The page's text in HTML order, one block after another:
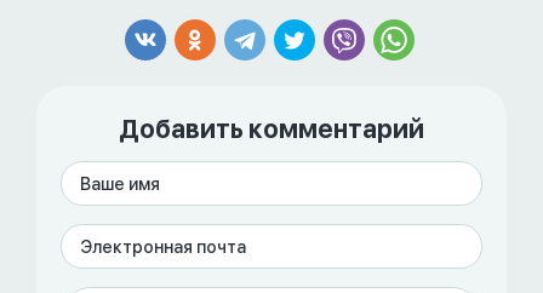
Добавить комментарий